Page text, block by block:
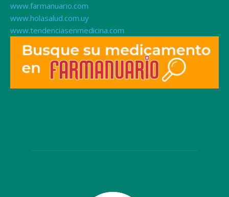
www.farmanuario.com
www.holasalud.com.uy
www.tendenciasenmedicina.com